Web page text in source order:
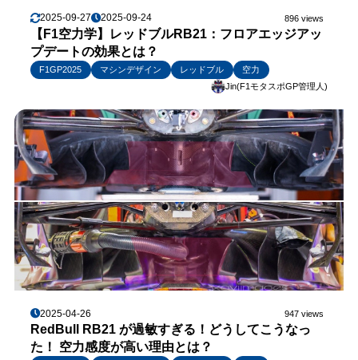
2025-09-27 2025-09-24 896 views
【F1空力学】レッドブルRB21：フロアエッジアッ
プデートの効果とは？
F1GP2025 マシンデザイン レッドブル
空力
Jin(F1モタスポGP管理人)
2025-04-26 947 views
RedBull RB21 が過敏すぎる！どうしてこうなっ
た！ 空力感度が高い理由とは？